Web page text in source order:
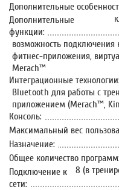
Дополнительные
Дополнительные
функции:
возможность подключения
фитнес-приложения,
Merach™
Интеграционные технологии:
Bluetooth для работы с
приложением (Merach™,
Консоль:
Максимальный вес
Назначение:
Общее количество программ:
8 (в
Подключение к
сети: